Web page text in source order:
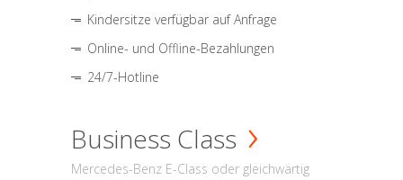
Kindersitze verfügbar auf Anfrage
Online- und Offline-Bezahlungen
24/7-Hotline
Business Class
Mercedes-Benz E-Class oder gleichwärtig